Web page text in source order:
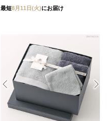
最短8月11日(火)にお届け